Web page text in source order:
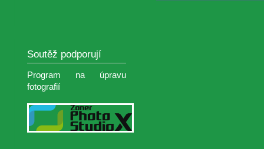
Soutěž podporují
Program na úpravu
fotografií